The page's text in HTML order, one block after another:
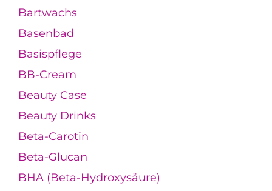
Bartwachs
Basenbad
Basispflege
BB-Cream
Beauty Case
Beauty Drinks
Beta-Carotin
Beta-Glucan
BHA (Beta-Hydroxysäure)